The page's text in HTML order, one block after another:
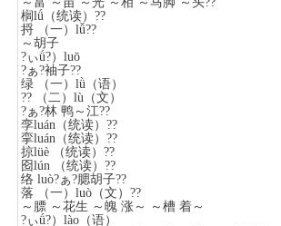
榈lǘ（统读）??
捋 （一）lǚ??
～胡子
?ぃǘ?）luō
?ぁ?袖子??
绿 （一）lǜ（语）
?? （二）lù（文）
?ぁ?林 鸭～江??
孪luán（统读）??
挛luán（统读）??
掠lüè （统读）??
囵lún （统读）??
络 luò?ぁ?腮胡子??
落 （一）luò（文）??
～膘 ～花生 ～魄 涨～ ～槽 着～
?ぃǘ?）lào（语）